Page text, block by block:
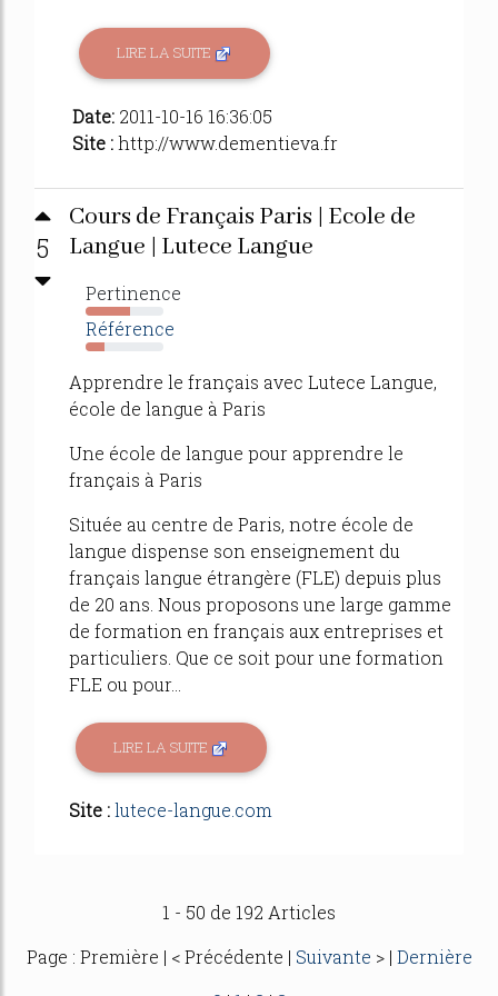
LIRE LA SUITE
Date: 2011-10-16 16:36:05
Site :http://www.dementieva.fr
5
Cours de Français Paris | Ecole de
Langue | Lutece Langue
Pertinence
57%
Référence
24%
Apprendre le français avec Lutece Langue,
école de langue à Paris
Une école de langue pour apprendre le
français à Paris
Située au centre de Paris, notre école de
langue dispense son enseignement du
français langue étrangère (FLE) depuis plus
de 20 ans. Nous proposons une large gamme
de formation en français aux entreprises et
particuliers. Que ce soit pour une formation
FLE ou pour...
LIRE LA SUITE
Site :lutece-langue.com
1 - 50 de 192 Articles
Page : Première | < Précédente | Suivante > | Dernière